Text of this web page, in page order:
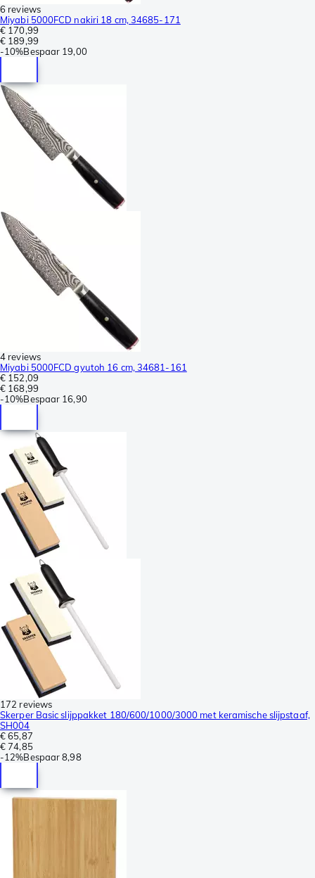
6 reviews
Miyabi 5000FCD nakiri 18 cm, 34685-171
€ 170,99
€ 189,99
-10%Bespaar 19,00
4 reviews
Miyabi 5000FCD gyutoh 16 cm, 34681-161
€ 152,09
€ 168,99
-10%Bespaar 16,90
172 reviews
Skerper Basic slijppakket 180/600/1000/3000 met keramische slijpstaaf,
SH004
€ 65,87
€ 74,85
-12%Bespaar 8,98